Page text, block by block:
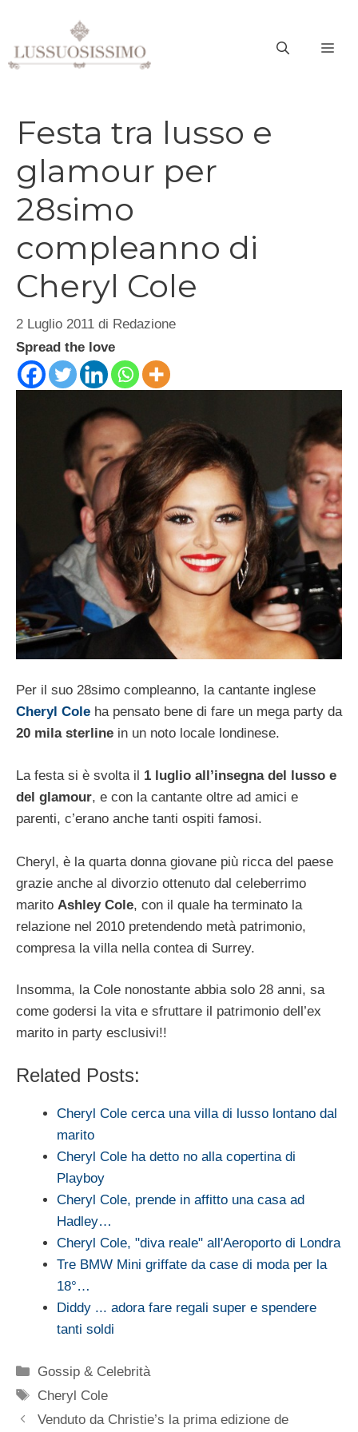
contenuto
Festa tra lusso e
glamour per
28simo
compleanno di
Cheryl Cole
2 Luglio 2011 di Redazione
Spread the love
Per il suo 28simo compleanno, la cantante inglese
Cheryl Cole ha pensato bene di fare un mega party da
20 mila sterline in un noto locale londinese.
La festa si è svolta il 1 luglio all’insegna del lusso e
del glamour, e con la cantante oltre ad amici e
parenti, c’erano anche tanti ospiti famosi.
Cheryl, è la quarta donna giovane più ricca del paese
grazie anche al divorzio ottenuto dal celeberrimo
marito Ashley Cole, con il quale ha terminato la
relazione nel 2010 pretendendo metà patrimonio,
compresa la villa nella contea di Surrey.
Insomma, la Cole nonostante abbia solo 28 anni, sa
come godersi la vita e sfruttare il patrimonio dell’ex
marito in party esclusivi!!
Related Posts:
Cheryl Cole cerca una villa di lusso lontano dal
marito
Cheryl Cole ha detto no alla copertina di
Playboy
Cheryl Cole, prende in affitto una casa ad
Hadley…
Cheryl Cole, "diva reale" all'Aeroporto di Londra
Tre BMW Mini griffate da case di moda per la
18°…
Diddy ... adora fare regali super e spendere
tanti soldi
Categorie
Gossip & Celebrità
Tag
Cheryl Cole
Venduto da Christie’s la prima edizione de